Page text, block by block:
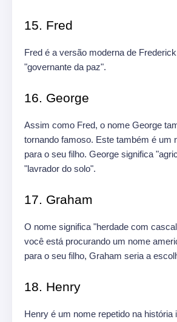
15. Fred
Fred é a versão moderna de
"governante da paz".
16. George
Assim como Fred, o nome George
tornando famoso. Este também é um
para o seu filho. George significa
"lavrador do solo".
17. Graham
O nome significa "herdade com
você está procurando um nome
para o seu filho, Graham seria a
18. Henry
Henry é um nome repetido na história